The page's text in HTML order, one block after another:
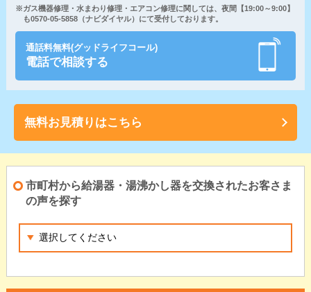
※ガス機器修理・水まわり修理・エアコン修理に関しては、夜間【19:00～9:00】
も0570-05-5858（ナビダイヤル）にて受付しております。
通話料無料(グッドライフコール)
電話で相談する
無料お見積りはこちら
市町村から給湯器・湯沸かし器を交換されたお客さま
の声を探す